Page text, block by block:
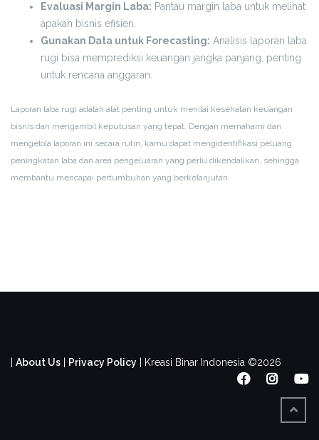
Evaluasi Margin Laba: Pantau margin laba untuk melihat
apakah bisnis efisien.
Gunakan Data untuk Forecasting: Analisis laporan laba
rugi bisa memprediksi keuangan jangka panjang, penting
untuk rencana anggaran.
Laporan laba rugi adalah alat penting untuk menilai kesehatan keuangan
bisnis dan mengambil keputusan yang tepat. Dengan memahami dan
mengelola laporan ini secara rutin, kamu dapat mengidentifikasi peluang
peningkatan laba dan area pengeluaran yang perlu dikendalikan, sehingga
membantu mencapai pertumbuhan yang berkelanjutan.
About Us Privacy Policy Kreasi Binar Indonesia ©2026